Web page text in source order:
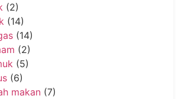
(2)
(14)
(14)
(2)
(5)
(6)
makan (7)